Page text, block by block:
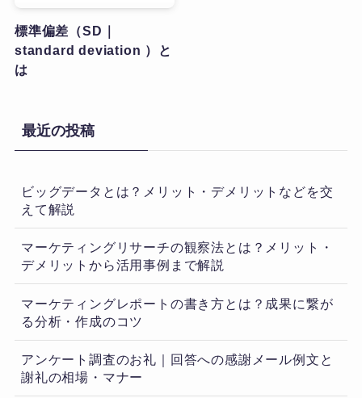
標準偏差（SD｜
standard deviation ）と
は
最近の投稿
ビッグデータとは？メリット・デメリットなどを交
えて解説
マーケティングリサーチの観察法とは？メリット・
デメリットから活用事例まで解説
マーケティングレポートの書き方とは？成果に繋が
る分析・作成のコツ
アンケート調査のお礼｜回答への感謝メール例文と
謝礼の相場・マナー